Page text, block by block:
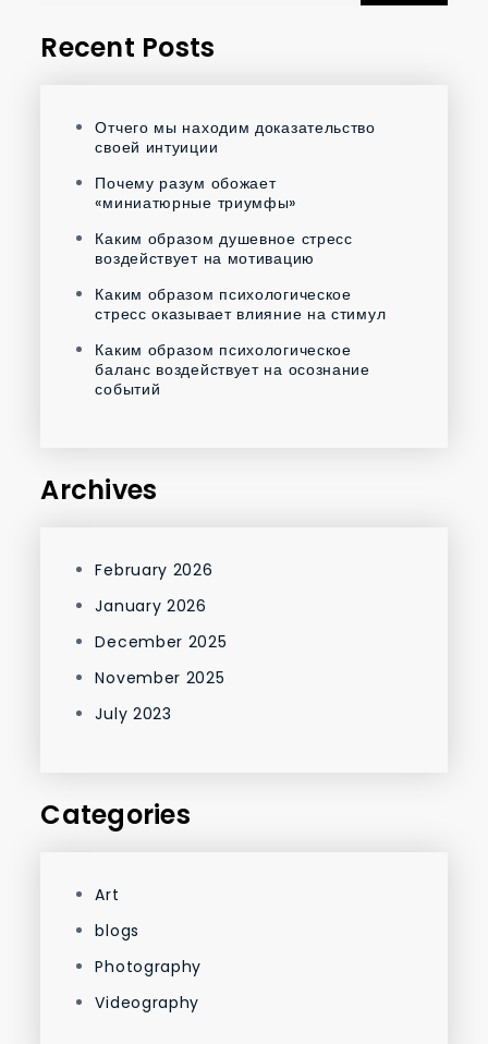
Recent Posts
Отчего мы находим доказательство
своей интуиции
Почему разум обожает
«миниатюрные триумфы»
Каким образом душевное стресс
воздействует на мотивацию
Каким образом психологическое
стресс оказывает влияние на стимул
Каким образом психологическое
баланс воздействует на осознание
событий
Archives
February 2026
January 2026
December 2025
November 2025
July 2023
Categories
Art
blogs
Photography
Videography